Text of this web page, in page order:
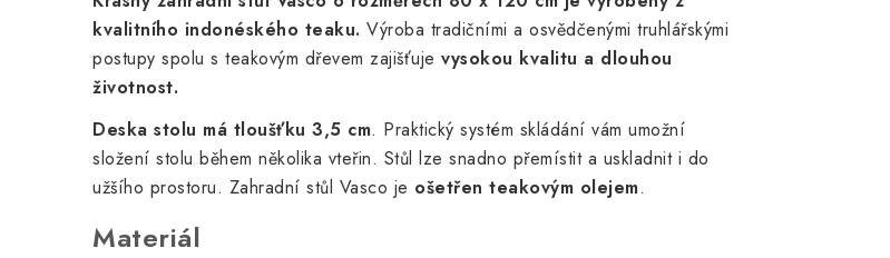
kvalitního indonéského teaku. Výroba tradičními a osvědčenými truhlářskými
postupy spolu s teakovým dřevem zajišťuje vysokou kvalitu a dlouhou
životnost.
Deska stolu má tloušťku 3,5 cm. Praktický systém skládání vám umožní
složení stolu během několika vteřin. Stůl lze snadno přemístit a uskladnit i do
užšího prostoru. Zahradní stůl Vasco je ošetřen teakovým olejem.
Materiál